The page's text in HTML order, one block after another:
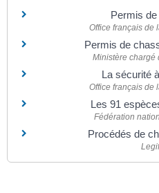
Permis
Office français de
Permis de
Ministère chargé
La sécurité
Office français de
Les 91
Fédération
Procédés de